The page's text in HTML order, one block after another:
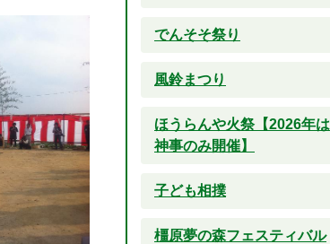
でんそそ祭り
風鈴まつり
ほうらんや火祭【2026年は
神事のみ開催】
子ども相撲
橿原夢の森フェスティバル